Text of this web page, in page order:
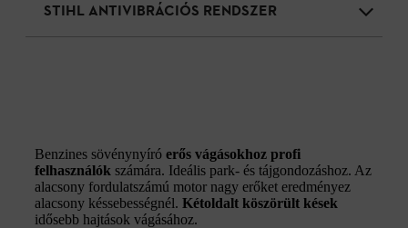
STIHL ANTIVIBRÁCIÓS RENDSZER
Benzines sövénynyíró erős vágásokhoz profi
felhasználók számára. Ideális park- és tájgondozáshoz. Az
alacsony fordulatszámú motor nagy erőket eredményez
alacsony késsebességnél. Kétoldalt köszörült kések
idősebb hajtások vágásához.